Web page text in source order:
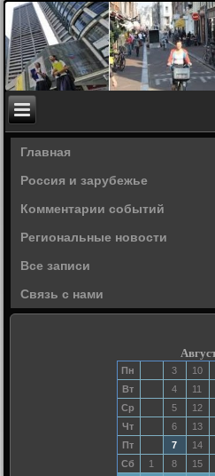
Главная
Россия и зарубежье
Комментарии событий
Региональные новости
Все записи
Связь с нами
Пн 3 10
Вт
4 11
Ср
5 12
Чт
6 13
Пт
7 14
Сб
1 8 15